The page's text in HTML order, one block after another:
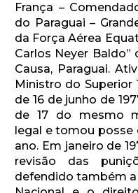
França –
do Paraguai –
da Força Aérea
Carlos Neyer Baldo”
Causa, Paraguai.
Ministro do
de 16 de junho de
de 17 do mesmo
legal e tomou posse
ano. Em janeiro de
revisão das
defendido também a